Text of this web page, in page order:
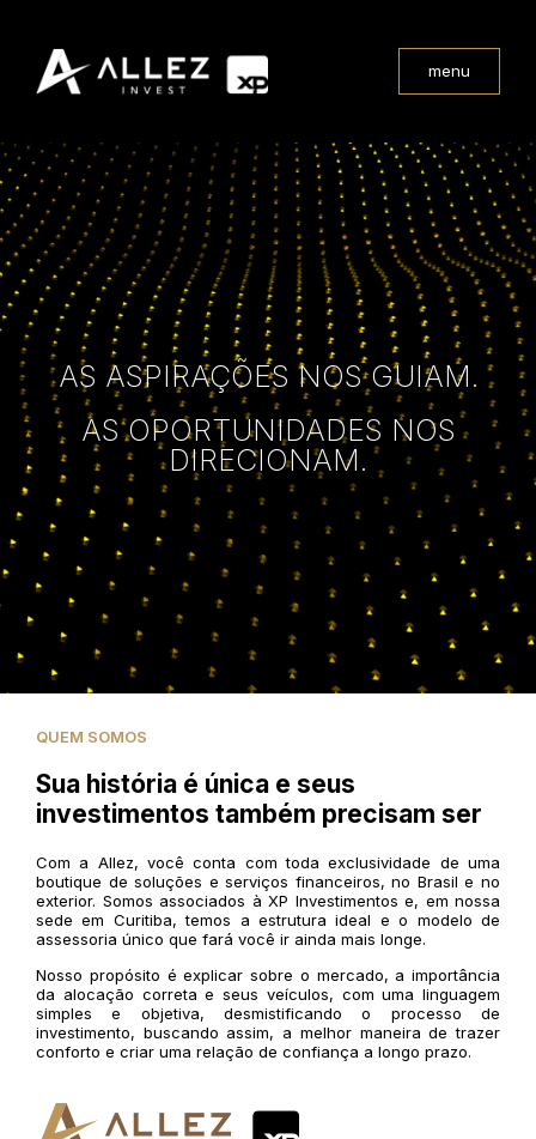
menu
AS ASPIRAÇÕES NOS GUIAM.
AS OPORTUNIDADES NOS
DIRECIONAM.
QUEM SOMOS
Sua história é única e seus
investimentos também precisam ser
Com a Allez, você conta com toda exclusividade de uma
boutique de soluções e serviços financeiros, no Brasil e no
exterior. Somos associados à XP Investimentos e, em nossa
sede em Curitiba, temos a estrutura ideal e o modelo de
assessoria único que fará você ir ainda mais longe.
Nosso propósito é explicar sobre o mercado, a importância
da alocação correta e seus veículos, com uma linguagem
simples e objetiva, desmistificando o processo de
investimento, buscando assim, a melhor maneira de trazer
conforto e criar uma relação de confiança a longo prazo.